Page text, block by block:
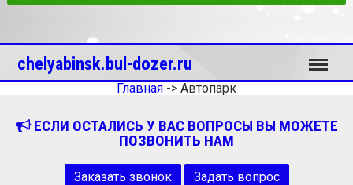
chelyabinsk.bul-dozer.ru Меню
Главная -> Автопарк
ЕСЛИ ОСТАЛИСЬ У ВАС ВОПРОСЫ ВЫ МОЖЕТЕ
ПОЗВОНИТЬ НАМ
Заказать звонок Задать вопрос